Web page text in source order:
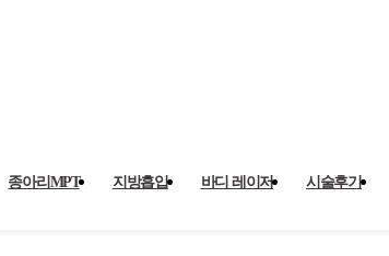
종아리MPT 지방흡입 바디 레이저 시술후기